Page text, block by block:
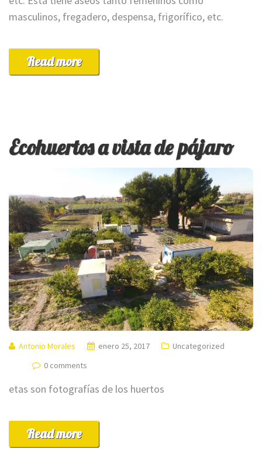
masculinos, fregadero, despensa, frigorífico, etc.
Read more
Ecohuertos a vista de pájaro
Antonio Morales enero 25, 2017
Uncategorized
0 comments
etas son fotografías de los huertos
Read more